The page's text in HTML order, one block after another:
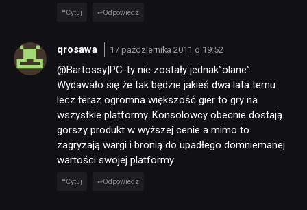
Cytuj Odpowiedz
qrosawa 17 października 2011 o 19:52
@Bartossy|PC-ty nie zostały jednak”olane”.
Wydawało się że tak będzie jakieś dwa lata temu
lecz teraz ogromna większość gier to gry na
wszystkie platformy. Konsolowcy obecnie dostają
gorszy produkt w wyższej cenie a mimo to
zagryzają wargi i bronią do upadłego domniemanej
wartości swojej platformy.
Cytuj Odpowiedz